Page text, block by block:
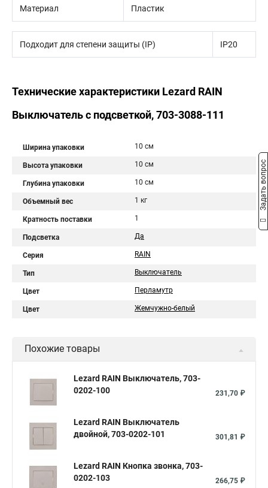
Материал Пластик
Подходит для степени защиты (IP) IP20
Технические характеристики Lezard RAIN
Выключатель с подсветкой, 703-3088-111
Ширина упаковки 10 см
Высота упаковки 10 см
Глубина упаковки 10 см
Объемный вес 1 кг
Кратность поставки 1
Подсветка Да
Серия RAIN
Тип Выключатель
Цвет Перламутр
Цвет Жемчужно-белый
Похожие товары
Lezard RAIN Выключатель, 703-
0202-100
231,70 ₽
Lezard RAIN Выключатель
двойной, 703-0202-101
301,81 ₽
Lezard RAIN Кнопка звонка, 703-
0202-103
266,75 ₽
Задать вопрос